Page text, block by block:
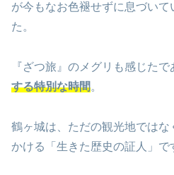
が今もなお色褪せずに息づい
た。
『ざつ旅』のメグリも感じたで
する特別な時間。
鶴ヶ城は、ただの観光地ではな
かける「生きた歴史の証人」で